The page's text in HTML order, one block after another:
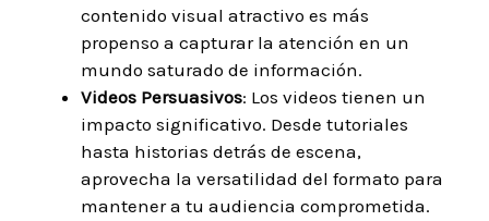
contenido visual atractivo es más
propenso a capturar la atención en un
mundo saturado de información.
Videos Persuasivos: Los videos tienen un
impacto significativo. Desde tutoriales
hasta historias detrás de escena,
aprovecha la versatilidad del formato para
mantener a tu audiencia comprometida.